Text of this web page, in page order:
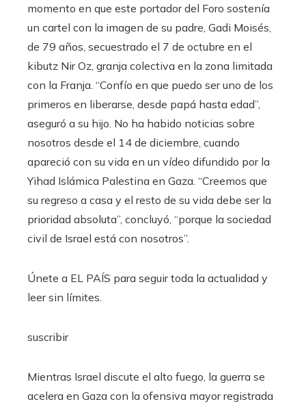
momento en que este portador del Foro sostenía
un cartel con la imagen de su padre, Gadi Moisés,
de 79 años, secuestrado el 7 de octubre en el
kibutz Nir Oz, granja colectiva en la zona limitada
con la Franja. “Confío en que puedo ser uno de los
primeros en liberarse, desde papá hasta edad”,
aseguró a su hijo. No ha habido noticias sobre
nosotros desde el 14 de diciembre, cuando
apareció con su vida en un vídeo difundido por la
Yihad Islámica Palestina en Gaza. “Creemos que
su regreso a casa y el resto de su vida debe ser la
prioridad absoluta”, concluyó, “porque la sociedad
civil de Israel está con nosotros”.
Únete a EL PAÍS para seguir toda la actualidad y
leer sin límites.
suscribir
Mientras Israel discute el alto fuego, la guerra se
acelera en Gaza con la ofensiva mayor registrada